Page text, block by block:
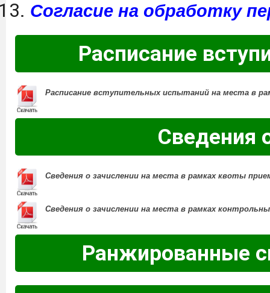
Согласие на обработку
Расписание
Расписание вступительных испытаний на места в
Сведения
Сведения о зачислении на места в рамках квоты
Сведения о зачислении на места в рамках
Ранжированные